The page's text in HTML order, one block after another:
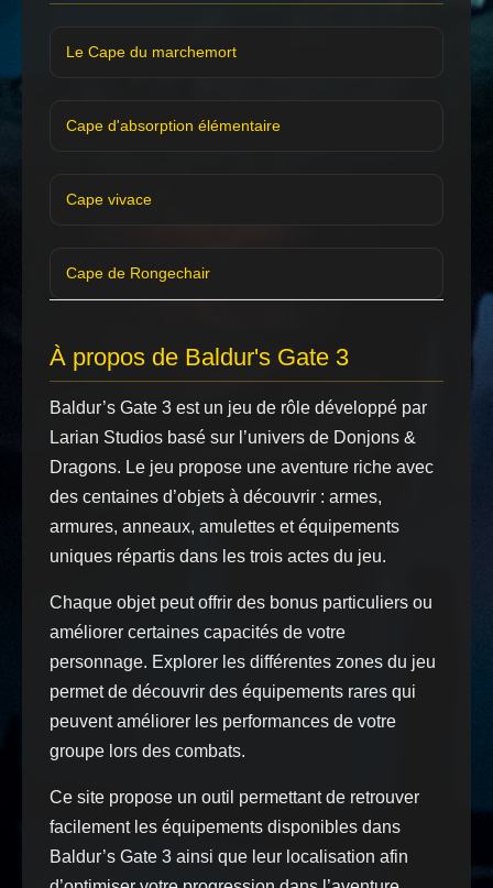
Le Cape du marchemort
Cape d'absorption élémentaire
Cape vivace
Cape de Rongechair
À propos de Baldur's Gate 3
Baldur’s Gate 3 est un jeu de rôle développé par
Larian Studios basé sur l’univers de Donjons &
Dragons. Le jeu propose une aventure riche avec
des centaines d’objets à découvrir : armes,
armures, anneaux, amulettes et équipements
uniques répartis dans les trois actes du jeu.
Chaque objet peut offrir des bonus particuliers ou
améliorer certaines capacités de votre
personnage. Explorer les différentes zones du jeu
permet de découvrir des équipements rares qui
peuvent améliorer les performances de votre
groupe lors des combats.
Ce site propose un outil permettant de retrouver
facilement les équipements disponibles dans
Baldur’s Gate 3 ainsi que leur localisation afin